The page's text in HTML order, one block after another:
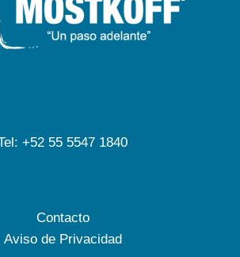
+52 55 5547 1840
Contacto
Aviso de Privacidad